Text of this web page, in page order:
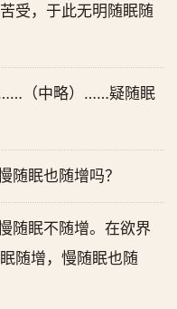
受，于此无明随眠随
……（中略）……疑随眠
随眠也随增吗？
随眠不随增。在欲界
随增，慢随眠也随